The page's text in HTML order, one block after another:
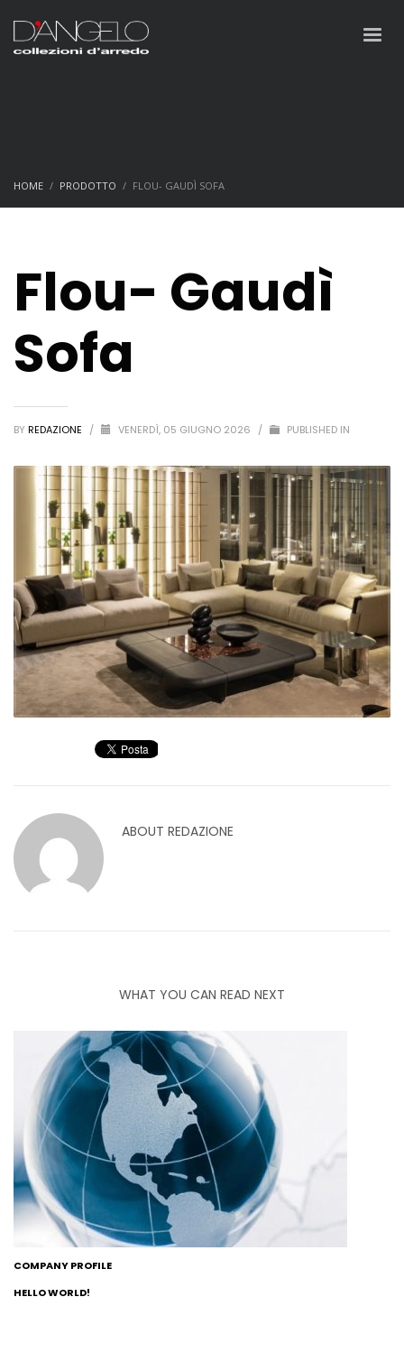
HOME PRODOTTO FLOU- GAUDÌ SOFA
Flou- Gaudì
Sofa
BY REDAZIONE / VENERDÌ, 05 GIUGNO 2026 / PUBLISHED IN
ABOUT REDAZIONE
WHAT YOU CAN READ NEXT
COMPANY PROFILE
HELLO WORLD!